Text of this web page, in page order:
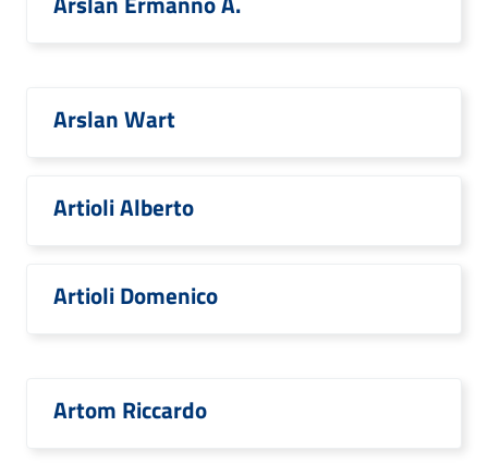
Arslan Wart
Artioli Alberto
Artioli Domenico
Artom Riccardo